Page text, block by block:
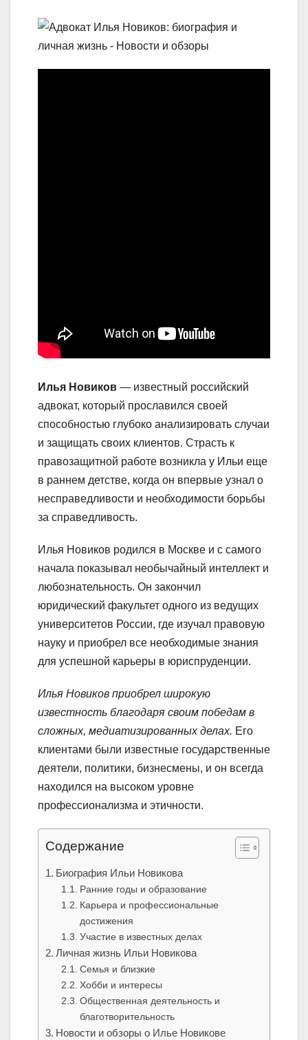
Илья Новиков — известный российский
адвокат, который прославился своей
способностью глубоко анализировать случаи
и защищать своих клиентов. Страсть к
правозащитной работе возникла у Ильи еще
в раннем детстве, когда он впервые узнал о
несправедливости и необходимости борьбы
за справедливость.
Илья Новиков родился в Москве и с самого
начала показывал необычайный интеллект и
любознательность. Он закончил
юридический факультет одного из ведущих
университетов России, где изучал правовую
науку и приобрел все необходимые знания
для успешной карьеры в юриспруденции.
Илья Новиков приобрел широкую
известность благодаря своим победам в
сложных, медиатизированных делах. Его
клиентами были известные государственные
деятели, политики, бизнесмены, и он всегда
находился на высоком уровне
профессионализма и этичности.
Содержание
Биография Ильи Новикова
Ранние годы и образование
Карьера и профессиональные
достижения
Участие в известных делах
Личная жизнь Ильи Новикова
Семья и близкие
Хобби и интересы
Общественная деятельность и
благотворительность
Новости и обзоры о Илье Новикове